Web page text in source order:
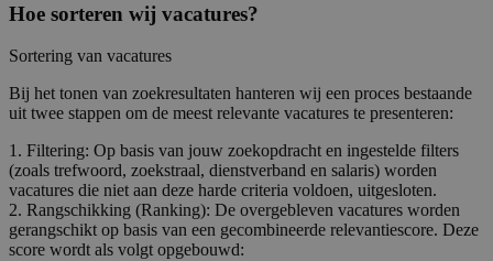
Hoe sorteren wij vacatures?
Sortering van vacatures
Bij het tonen van zoekresultaten hanteren wij een proces bestaande
uit twee stappen om de meest relevante vacatures te presenteren:
1. Filtering: Op basis van jouw zoekopdracht en ingestelde filters
(zoals trefwoord, zoekstraal, dienstverband en salaris) worden
vacatures die niet aan deze harde criteria voldoen, uitgesloten.
2. Rangschikking (Ranking): De overgebleven vacatures worden
gerangschikt op basis van een gecombineerde relevantiescore. Deze
score wordt als volgt opgebouwd: